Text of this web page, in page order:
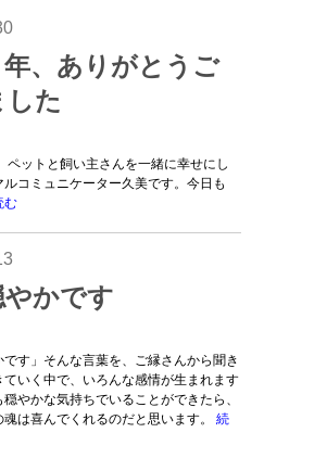
、ありがとうご
した
ペットと飼い主さんを一緒に幸せにし
コミュニケーター久美です。今日も
む
かです
です」そんな言葉を、ご縁さんから聞き
ていく中で、いろんな感情が生まれます
やかな気持ちでいることができたら、
魂は喜んでくれるのだと思います。 続